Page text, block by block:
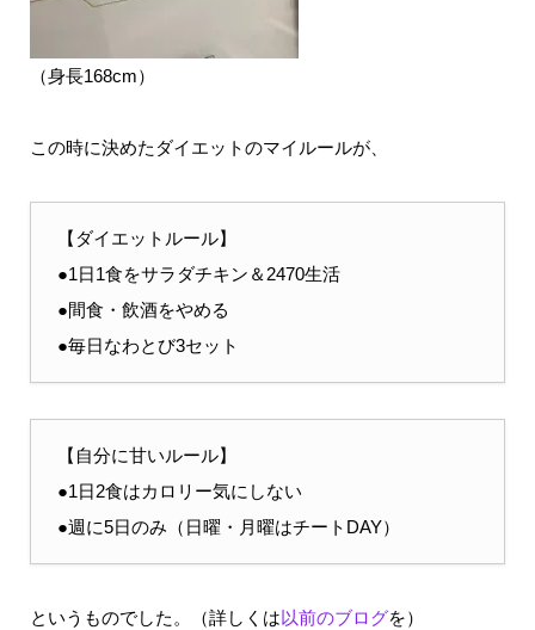
（身長168cm）
この時に決めたダイエットのマイルールが、
【ダイエットルール】
●1日1食をサラダチキン＆2470生活
●間食・飲酒をやめる
●毎日なわとび3セット
【自分に甘いルール】
●1日2食はカロリー気にしない
●週に5日のみ（日曜・月曜はチートDAY）
というものでした。（詳しくは以前のブログを）